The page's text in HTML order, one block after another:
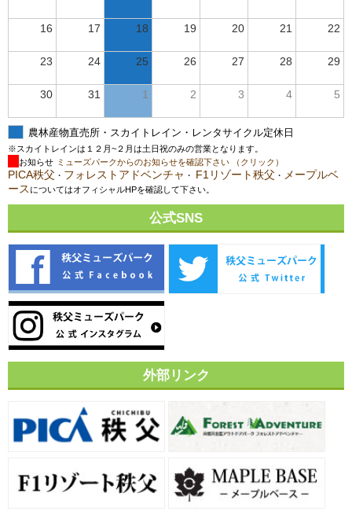
16 17 18 19 20 21 22
23 24 25 26 27 28 29
30 31 1 2 3 4 5
農林産物直売所・スカイトレイン・レンタサイクル定休日
※スカイトレインは１２月~２月は土日祝のみの営業となります。
お知らせ ミューズパークからのお知らせを確認下さい （クリック）
PICA秩父 ・ フォレストアドベンチャ ・ F1リゾート秩父 ・ メープルベ
ース についてはオフィシャルHPを確認して下さい。
公式SNS
外部リンク